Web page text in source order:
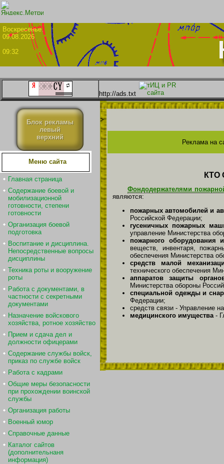
09.08.2026
09:32
http://ads.txt
Блок рекламы
левый
верхний
Меню сайта
Главная страница
Содержание боевой и
мобилизационной
готовности, степени
готовности
Организация боевой
подготовка
Воспитание и дисциплина.
Непосредственные вопросы
дисциплины
Техника роты и вооружение
роты
Работа с документами, в
частности с секретными
документами
Назначение войскового
хозяйства, ротное хозяйство
Прием и сдача дел и
должности офицерами
Содержание службы войск,
приказ по службе войск
Работа с кадрами
Общие меры безопасности
при прохождении воинской
службы
Организация работы
Военный юмор
Справочные данные
Каталог сайтов
(дополнительнаня
информация)
>
Реклама на
Фондодержателями
являются:
пожарных автомобилей и
Российской Федерации;
гусеничных пожарных
управление Министерства
пожарного оборудования
веществ, инвентаря,
обеспечения Министерства
средств малой
технического обеспечения
аппаратов защиты
Министерства обороны
специальной одежды и
Федерации;
средств связи - Управление
медицинского имущества-